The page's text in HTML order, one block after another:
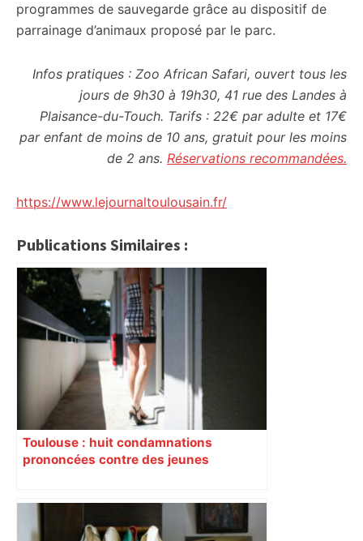
programmes de sauvegarde grâce au dispositif de
parrainage d’animaux proposé par le parc.
Infos pratiques : Zoo African Safari, ouvert tous les
jours de 9h30 à 19h30, 41 rue des Landes à
Plaisance-du-Touch. Tarifs : 22€ par adulte et 17€
par enfant de moins de 10 ans, gratuit pour les moins
de 2 ans. Réservations recommandées.
https://www.lejournaltoulousain.fr/
Publications Similaires :
Toulouse : huit condamnations
prononcées contre des jeunes